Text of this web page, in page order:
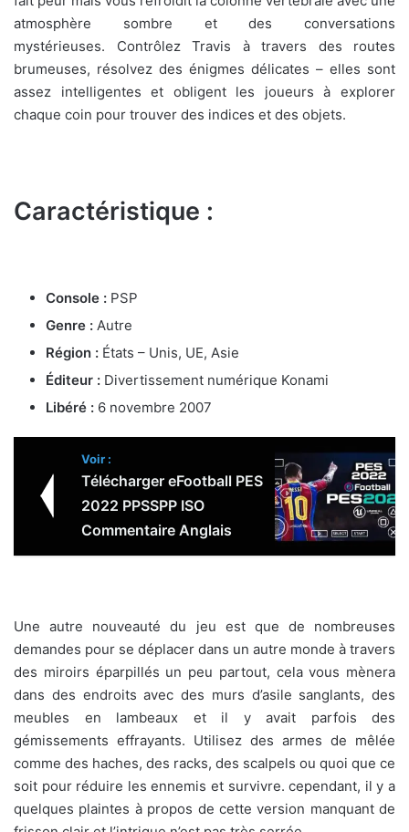
atmosphère sombre et des conversations
mystérieuses. Contrôlez Travis à travers des routes
brumeuses, résolvez des énigmes délicates – elles sont
assez intelligentes et obligent les joueurs à explorer
chaque coin pour trouver des indices et des objets.
Caractéristique :
Console : PSP
Genre : Autre
Région : États – Unis, UE, Asie
Éditeur : Divertissement numérique Konami
Libéré : 6 novembre 2007
Voir :
Télécharger eFootball PES
2022 PPSSPP ISO
Commentaire Anglais
Une autre nouveauté du jeu est que de nombreuses
demandes pour se déplacer dans un autre monde à travers
des miroirs éparpillés un peu partout, cela vous mènera
dans des endroits avec des murs d’asile sanglants, des
meubles en lambeaux et il y avait parfois des
gémissements effrayants. Utilisez des armes de mêlée
comme des haches, des racks, des scalpels ou quoi que ce
soit pour réduire les ennemis et survivre. cependant, il y a
quelques plaintes à propos de cette version manquant de